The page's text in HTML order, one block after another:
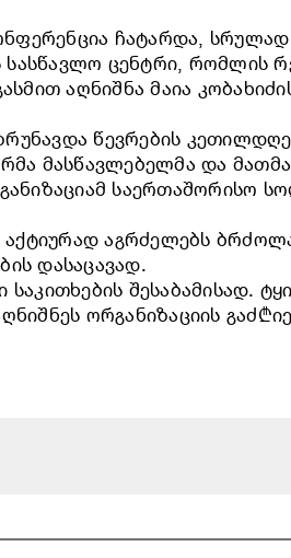
ჩატარდა,
ცენტრი, რომლის
აღნიშნა მაია
წევრების
მასწავლებელმა და
საერთაშორისო
აქტიურად აგრძელებს
დასაცავად.
შესაბამისად.
ორგანიზაციის